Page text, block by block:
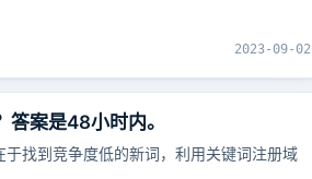
2023-09-02
案是48小时内。
找到竞争度低的新词，利用关键词注册域